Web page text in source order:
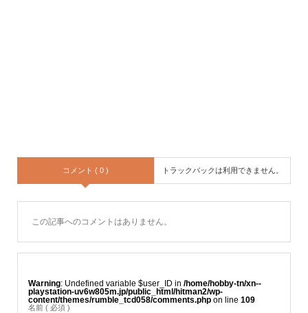
コメント ( 0 ) トラックバックは利用できません。
この記事へのコメントはありません。
Warning : Undefined variable $user_ID in /home/hobby-tn/xn--
playstation-uv6w805m.jp/public_html/hitman2/wp-
content/themes/rumble_tcd058/comments.phpon line 109
名前 ( 必須 )